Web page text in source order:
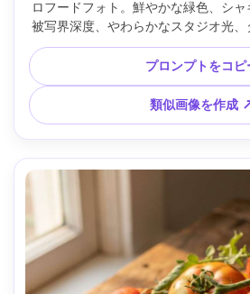
ロフードフォト。鮮やかな緑色、シ
被写界深度、やわらかなスタジオ光、
繊細な粒状感。Sony A7R IV・
超リアルで高コントラストな微細ディ
ル風カラグレ --ar
プロンプトをコピ
類似画像を作成